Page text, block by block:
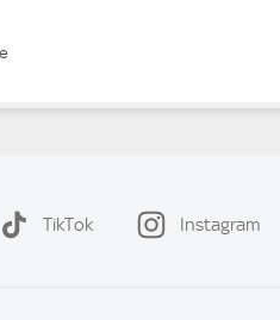
TikTok Instagram